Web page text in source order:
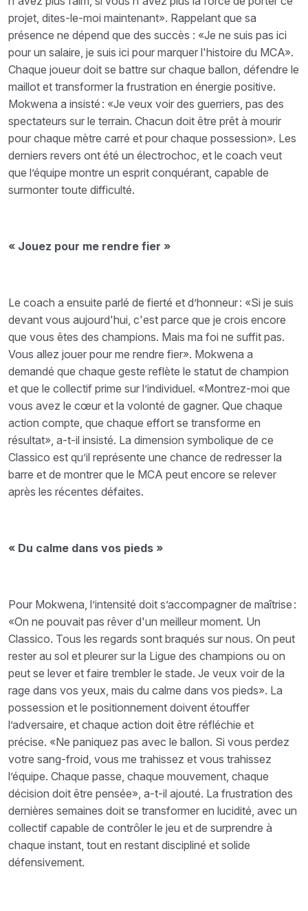
projet, dites-le-moi maintenant». Rappelant que sa
présence ne dépend que des succès : «Je ne suis pas ici
pour un salaire, je suis ici pour marquer l'histoire du MCA».
Chaque joueur doit se battre sur chaque ballon, défendre le
maillot et transformer la frustration en énergie positive.
Mokwena a insisté : «Je veux voir des guerriers, pas des
spectateurs sur le terrain. Chacun doit être prêt à mourir
pour chaque mètre carré et pour chaque possession». Les
derniers revers ont été un électrochoc, et le coach veut
que l’équipe montre un esprit conquérant, capable de
surmonter toute difficulté.
« Jouez pour me rendre fier »
Le coach a ensuite parlé de fierté et d’honneur : «Si je suis
devant vous aujourd'hui, c'est parce que je crois encore
que vous êtes des champions. Mais ma foi ne suffit pas.
Vous allez jouer pour me rendre fier». Mokwena a
demandé que chaque geste reflète le statut de champion
et que le collectif prime sur l’individuel. «Montrez-moi que
vous avez le cœur et la volonté de gagner. Que chaque
action compte, que chaque effort se transforme en
résultat», a-t-il insisté. La dimension symbolique de ce
Classico est qu’il représente une chance de redresser la
barre et de montrer que le MCA peut encore se relever
après les récentes défaites.
« Du calme dans vos pieds »
Pour Mokwena, l’intensité doit s’accompagner de maîtrise :
«On ne pouvait pas rêver d'un meilleur moment. Un
Classico. Tous les regards sont braqués sur nous. On peut
rester au sol et pleurer sur la Ligue des champions ou on
peut se lever et faire trembler le stade. Je veux voir de la
rage dans vos yeux, mais du calme dans vos pieds». La
possession et le positionnement doivent étouffer
l’adversaire, et chaque action doit être réfléchie et
précise. «Ne paniquez pas avec le ballon. Si vous perdez
votre sang-froid, vous me trahissez et vous trahissez
l’équipe. Chaque passe, chaque mouvement, chaque
décision doit être pensée», a-t-il ajouté. La frustration des
dernières semaines doit se transformer en lucidité, avec un
collectif capable de contrôler le jeu et de surprendre à
chaque instant, tout en restant discipliné et solide
défensivement.